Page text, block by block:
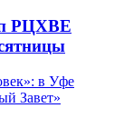
РЦХВЕ